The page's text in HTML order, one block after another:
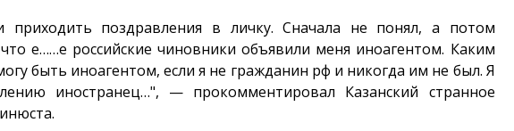
поздравления в личку. Сначала не понял, а потом
е……е российские чиновники объявили меня иноагентом. Каким
быть иноагентом, если я не гражданин рф и никогда им не был. Я
иностранец…", — прокомментировал Казанский странное